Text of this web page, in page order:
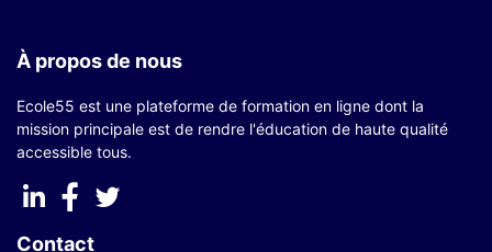
À propos de nous
Ecole55 est une plateforme de formation en ligne dont la
mission principale est de rendre l'éducation de haute qualité
accessible tous.
Contact